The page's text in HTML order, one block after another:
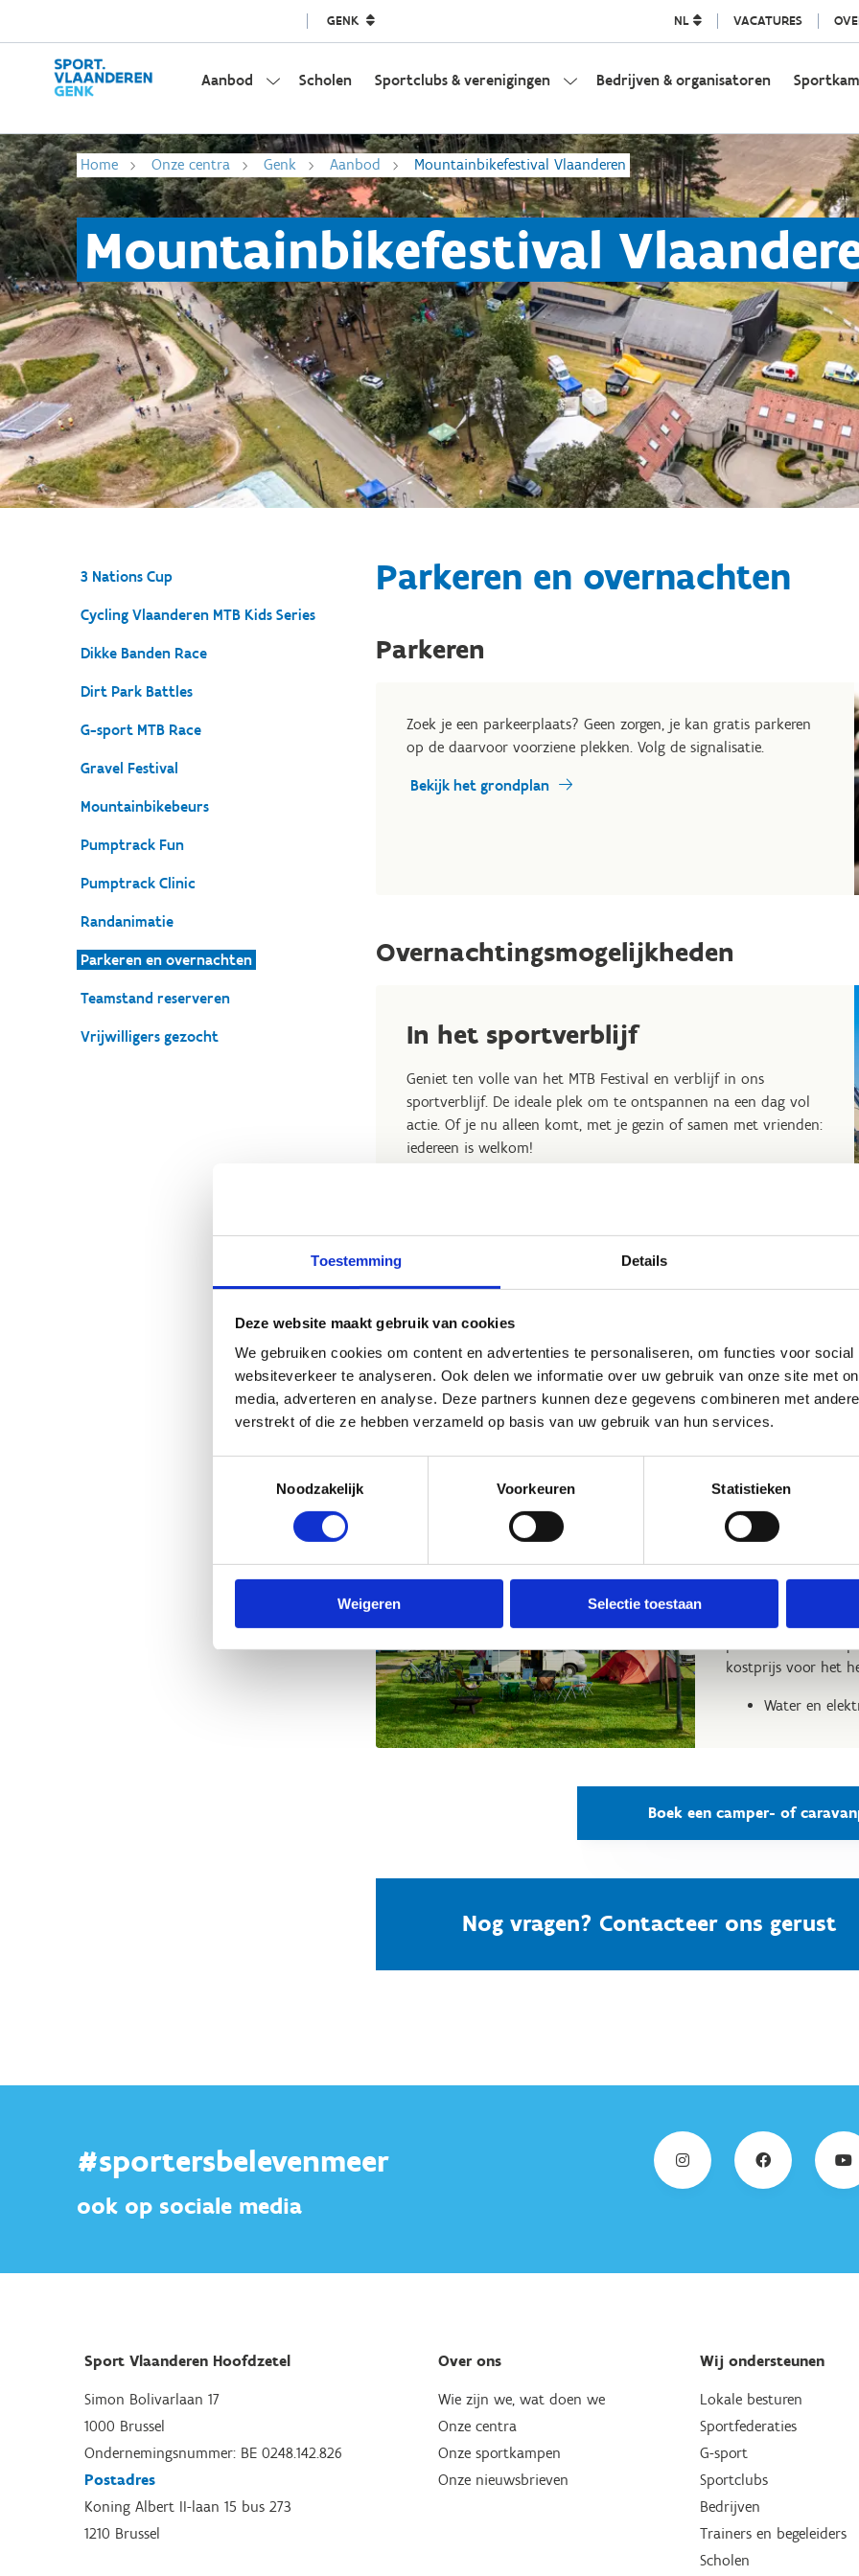
Toestemming Details
Deze website maakt gebruik van cookies
We gebruiken cookies om content en advertenties te personaliseren, om functies voor
websiteverkeer te analyseren. Ook delen we informatie over uw gebruik van onze site met
media, adverteren en analyse. Deze partners kunnen deze gegevens combineren met
verstrekt of die ze hebben verzameld op basis van uw gebruik van hun services.
Noodzakelijk
Voorkeuren Statistieken
Weigeren Selectie toestaan
GENK NL VACATURES
Aanbod Scholen Sportclubs & verenigingen Bedrijven & organisatoren
Home Onze centra Genk Aanbod Mountainbikefestival Vlaanderen
Mountainbikefestival
3 Nations Cup
Cycling Vlaanderen MTB Kids Series
Dikke Banden Race
Dirt Park Battles
G-sport MTB Race
Gravel Festival
Mountainbikebeurs
Pumptrack Fun
Pumptrack Clinic
Randanimatie
Parkeren en overnachten
Teamstand reserveren
Vrijwilligers gezocht
Parkeren en overnachten
Parkeren
Zoek je een parkeerplaats? Geen zorgen, je kan gratis parkeren
op de daarvoor voorziene plekken. Volg de signalisatie.
Bekijk het grondplan
Overnachtingsmogelijkheden
In het sportverblijf
Geniet ten volle van het MTB Festival en verblijf in ons
sportverblijf. De ideale plek om te ontspannen na een dag vol
actie. Of je nu alleen komt, met je gezin of samen met vrienden:
iedereen is welkom!
bedlinnen)
: optioneel voor €10,20 per persoon
Boek vandaag nog jouw plekje en maak van je festivalweekend
een onvergetelijke ervaring.
Ontdek ons sportverblijf
Reserveer een kamer in het
In je
Dat kan. We
kostprijs voor het
Water en
Boek een camper- of
Nog vragen? Contacteer ons gerust
#sportersbelevenmeer
ook op sociale media
Sport Vlaanderen Hoofdzetel
Simon Bolivarlaan 17
1000 Brussel
Ondernemingsnummer: BE 0248.142.826
Postadres
Koning Albert II-laan 15 bus 273
1210 Brussel
Over ons
Wie zijn we, wat doen we
Onze centra
Onze sportkampen
Onze nieuwsbrieven
Wij ondersteunen
Lokale besturen
Sportfederaties
G-sport
Sportclubs
Bedrijven
Trainers en begeleiders
Scholen